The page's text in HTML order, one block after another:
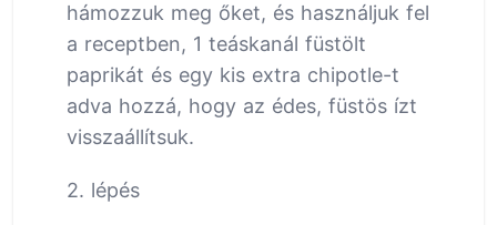
hámozzuk meg őket, és használjuk fel
a receptben, 1 teáskanál füstölt
paprikát és egy kis extra chipotle-t
adva hozzá, hogy az édes, füstös ízt
visszaállítsuk.
2. lépés